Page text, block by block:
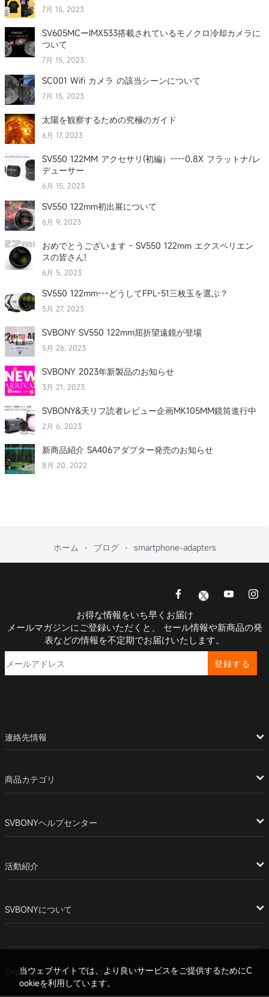
7月 15, 2023
SV605MCーIMX533搭載されているモノクロ冷却カメラに
ついて
7月 15, 2023
SC001 Wifi カメラ の該当シーンについて
7月 15, 2023
太陽を観察するための究極のガイド
6月 17, 2023
SV550 122MM アクセサリ(初編）----0.8X フラットナ/レ
デューサー
6月 15, 2023
SV550 122mm初出展について
6月 9, 2023
おめでとうございます - SV550 122mm エクスペリエン
スの皆さん!
6月 5, 2023
SV550 122mm---どうしてFPL-51三枚玉を選ぶ？
5月 27, 2023
SVBONY SV550 122mm屈折望遠鏡が登場
5月 26, 2023
SVBONY 2023年新製品のお知らせ
3月 21, 2023
SVBONY&天リフ読者レビュー企画MK105MM鏡筒進行中
2月 6, 2023
新商品紹介 SA406アダプター発売のお知らせ
8月 20, 2022
ホーム ブログ smartphone-adapters
お得な情報をいち早くお届け
メールマガジンにご登録いただくと、 セール情報や新商品の発
表などの情報を不定期でお届けいたします。
登録する
連絡先情報
商品カテゴリ
SVBONYヘルプセンター
活動紹介
SVBONYについて
Copyright © 2026. All rights reserved. Powered by Svbony.
当ウェブサイトでは、より良いサービスをご提供するためにC
ookieを利用しています。